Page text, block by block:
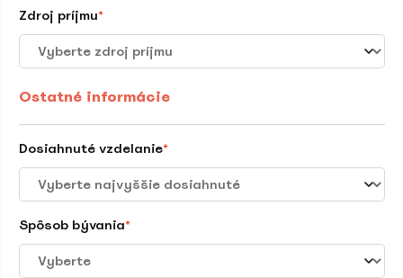
Zdroj príjmu*
Ostatné informácie
Dosiahnuté vzdelanie*
Spôsob bývania*